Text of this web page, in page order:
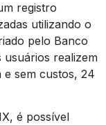
registro
utilizando o
pelo Banco
usuários realizem
sem custos, 24
é possível